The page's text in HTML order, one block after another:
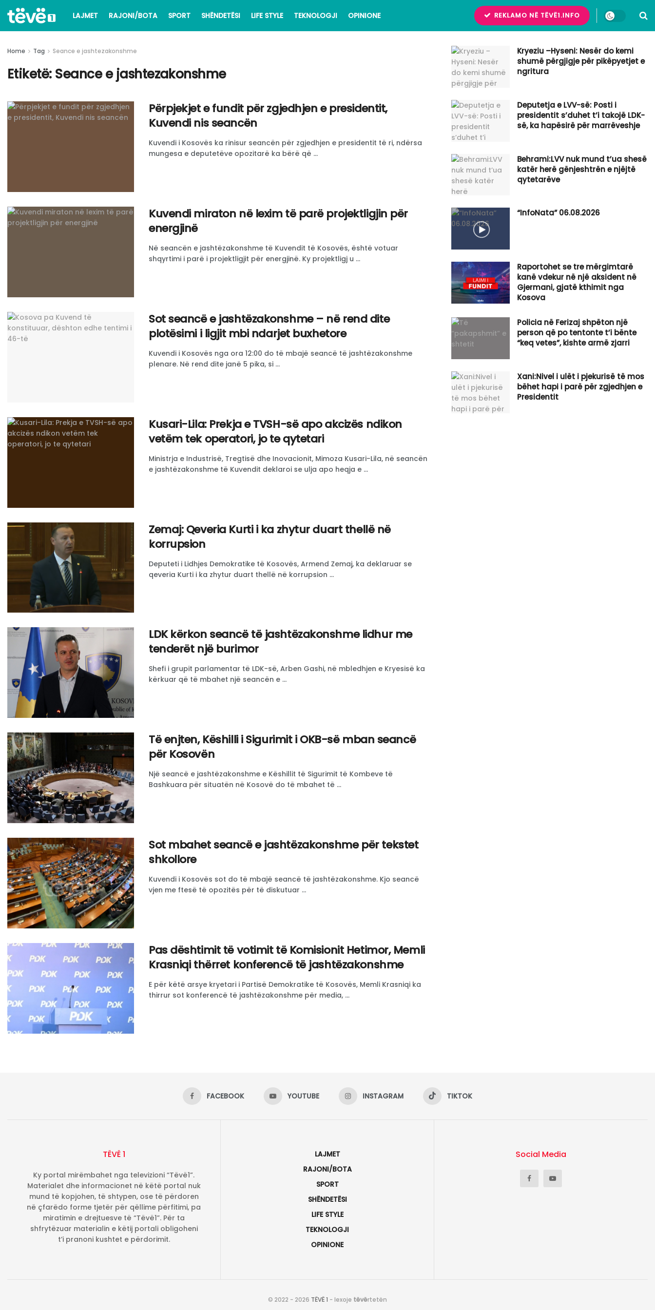
LAJMET RAJONI/BOTA SPORT SHËNDETËSI LIFE STYLE TEKNOLOGJI OPINIONE REKLAMO NË TËVË1.INFO
Home Tag Seance e jashtezakonshme
Etiketë: Seance e jashtezakonshme
Përpjekjet e fundit për zgjedhjen e presidentit,
Kuvendi nis seancën
Kuvendi i Kosovës ka rinisur seancën për zgjedhjen e presidentit të ri, ndërsa
mungesa e deputetëve opozitarë ka bërë që ...
Kuvendi miraton në lexim të parë projektligjin për
energjinë
Në seancën e jashtëzakonshme të Kuvendit të Kosovës, është votuar
shqyrtimi i parë i projektligjit për energjinë. Ky projektligj u ...
Sot seancë e jashtëzakonshme – në rend dite
plotësimi i ligjit mbi ndarjet buxhetore
Kuvendi i Kosovës nga ora 12:00 do të mbajë seancë të jashtëzakonshme
plenare. Në rend dite janë 5 pika, si ...
Kusari-Lila: Prekja e TVSH-së apo akcizës ndikon
vetëm tek operatori, jo te qytetari
Ministrja e Industrisë, Tregtisë dhe Inovacionit, Mimoza Kusari-Lila, në seancën
e jashtëzakonshme të Kuvendit deklaroi se ulja apo heqja e ...
Zemaj: Qeveria Kurti i ka zhytur duart thellë në
korrupsion
Deputeti i Lidhjes Demokratike të Kosovës, Armend Zemaj, ka deklaruar se
qeveria Kurti i ka zhytur duart thellë në korrupsion ...
LDK kërkon seancë të jashtëzakonshme lidhur me
tenderët një burimor
Shefi i grupit parlamentar të LDK-së, Arben Gashi, në mbledhjen e Kryesisë ka
kërkuar që të mbahet një seancën e ...
Të enjten, Këshilli i Sigurimit i OKB-së mban seancë
për Kosovën
Një seancë e jashtëzakonshme e Këshillit të Sigurimit të Kombeve të
Bashkuara për situatën në Kosovë do të mbahet të ...
Sot mbahet seancë e jashtëzakonshme për tekstet
shkollore
Kuvendi i Kosovës sot do të mbajë seancë të jashtëzakonshme. Kjo seancë
vjen me ftesë të opozitës për të diskutuar ...
Pas dështimit të votimit të Komisionit Hetimor, Memli
Krasniqi thërret konferencë të jashtëzakonshme
E për këtë arsye kryetari i Partisë Demokratike të Kosovës, Memli Krasniqi ka
thirrur sot konferencë të jashtëzakonshme për media, ...
Kryeziu –Hyseni: Nesër do kemi
shumë përgjigje për pikëpyetjet e
ngritura
Deputetja e LVV-së: Posti i
presidentit s’duhet t’i takojë LDK-
së, ka hapësirë për marrëveshje
Behrami:LVV nuk mund t’ua shesë
katër herë gënjeshtrën e njëjtë
qytetarëve
“InfoNata” 06.08.2026
Raportohet se tre mërgimtarë
kanë vdekur në një aksident në
Gjermani, gjatë kthimit nga
Kosova
Policia në Ferizaj shpëton një
person që po tentonte t’i bënte
“keq vetes”, kishte armë zjarri
Xani:Nivel i ulët i pjekurisë të mos
bëhet hapi i parë për zgjedhjen e
Presidentit
FACEBOOK YOUTUBE INSTAGRAM TIKTOK
TËVË 1
Ky portal mirëmbahet nga televizioni “Tëvë1”.
Materialet dhe informacionet në këtë portal nuk
mund të kopjohen, të shtypen, ose të përdoren
në çfarëdo forme tjetër për qëllime përfitimi, pa
miratimin e drejtuesve të “Tëvë1”. Për ta
shfrytëzuar materialin e këtij portali obligoheni
t’i pranoni kushtet e përdorimit.
LAJMET
RAJONI/BOTA
SPORT
SHËNDETËSI
LIFE STYLE
TEKNOLOGJI
OPINIONE
Social Media
© 2022 - 2026 TËVË 1 - lexoje tëvërtetën